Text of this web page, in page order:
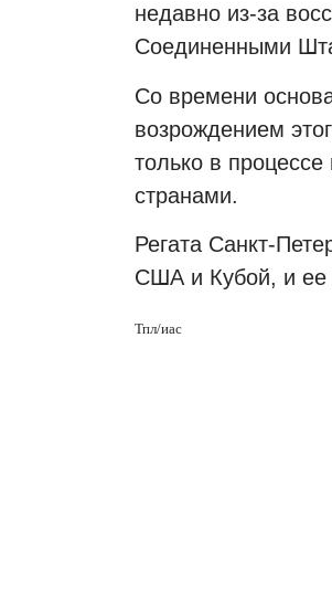
недавно из-за
Соединенными
Со времени
возрождением
только в
странами.
Регата Санкт-
США и Кубой, и ее
Тпл/иас